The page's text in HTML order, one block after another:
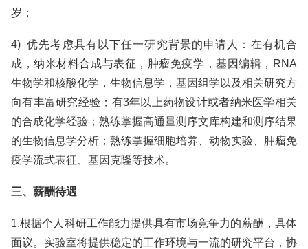
岁；
4) 优先考虑具有以下任一研究背景的申请人：在有机合
成，纳米材料合成与表征，肿瘤免疫学，基因编辑，RNA
生物学和核酸化学，生物信息学，基因组学以及相关研究方
向有丰富研究经验；有3年以上药物设计或者纳米医学相关
的合成化学经验；熟练掌握高通量测序文库构建和测序结果
的生物信息学分析；熟练掌握细胞培养、动物实验、肿瘤免
疫学流式表征、基因克隆等技术。
三、薪酬待遇
1.根据个人科研工作能力提供具有市场竞争力的薪酬，具体
面议。实验室将提供稳定的工作环境与一流的研究平台，协